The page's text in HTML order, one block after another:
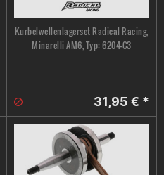
Kurbelwellenlagerset Radical Racing,
Minarelli AM6, Typ: 6204-C3
31,95 € *